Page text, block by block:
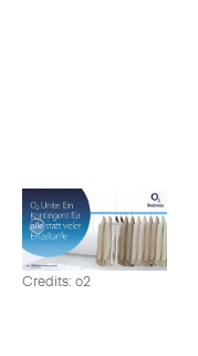
Credits: o2